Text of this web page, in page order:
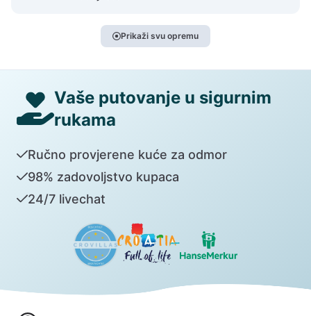
Prikaži svu opremu
Vaše putovanje u sigurnim
rukama
Ručno provjerene kuće za odmor
98% zadovoljstvo kupaca
24/7 livechat